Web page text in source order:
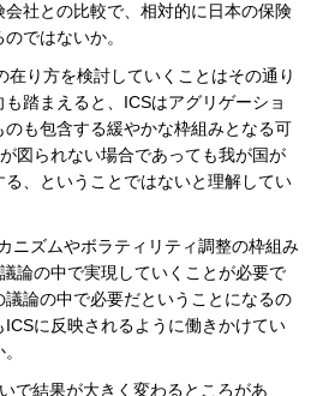
社との比較で、相対的に日本の保険
ではないか。
り方を検討していくことはその通り
踏まえると、ICSはアグリゲーショ
のも包含する緩やかな枠組みとなる可
図られない場合であっても我が国が
、ということではないと理解してい
ズムやボラティリティ調整の枠組み
論の中で実現していくことが必要で
論の中で必要だということになるの
に反映されるように働きかけてい
結果が大きく変わるところがあ